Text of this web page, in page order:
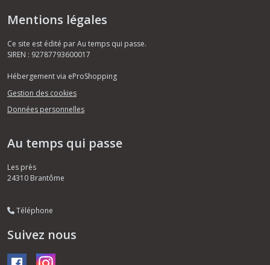
Mentions légales
Ce site est édité par Au temps qui passe.
SIREN : 92787793600017
Hébergement via eProShopping
Gestion des cookies
Données personnelles
Au temps qui passe
Les près
24310 Brantôme
Téléphone
Suivez nous